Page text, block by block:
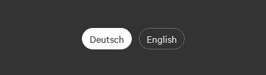
Deutsch English